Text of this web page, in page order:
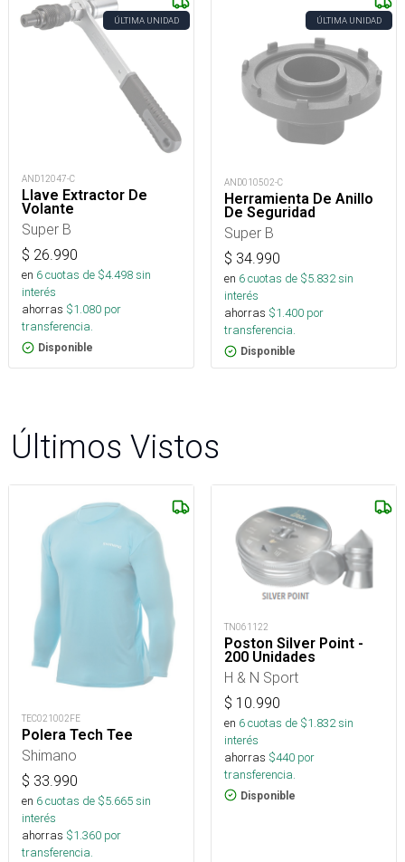
ÚLTIMA UNIDAD
AND12047-C
Llave Extractor De
Volante
Super B
$ 26.990
en 6cuotas de $4.498sin
interés
ahorras $1.080 por
transferencia.
Disponible
ÚLTIMA UNIDAD
AND010502-C
Herramienta De Anillo
De Seguridad
Super B
$ 34.990
en 6cuotas de $5.832sin
interés
ahorras $1.400 por
transferencia.
Disponible
Últimos Vistos
TEC021002FE
Polera Tech Tee
Shimano
$ 33.990
en 6cuotas de $5.665sin
interés
ahorras $1.360 por
transferencia.
TN061122
Poston Silver Point -
200 Unidades
H & N Sport
$ 10.990
en 6cuotas de $1.832sin
interés
ahorras $440 por
transferencia.
Disponible